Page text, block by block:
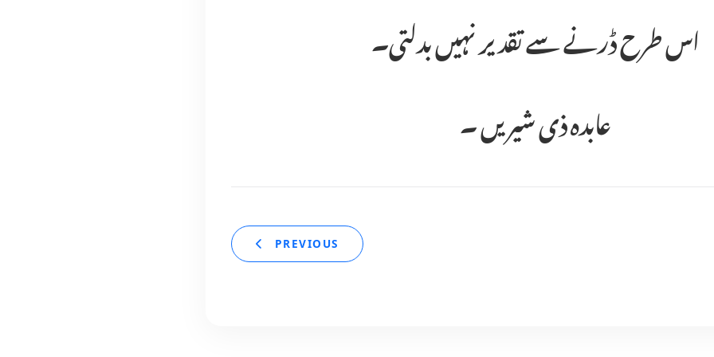
اس طرح ڈرنے سے تقدیر نہیں بدلتی۔
عابدہ ذی شیریں ۔
PREVIOUS